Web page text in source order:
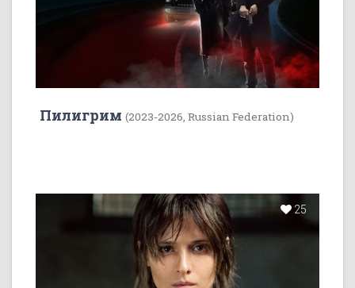
Пилигрим (2023-2026, Russian Federation)
25